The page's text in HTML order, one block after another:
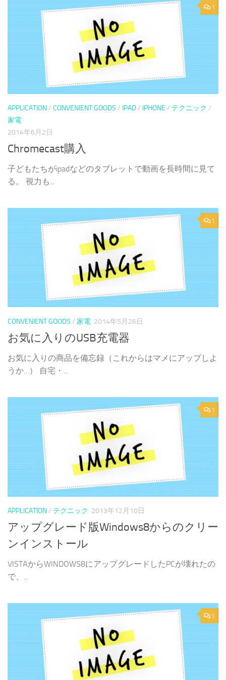
1
APPLICATION/ CONVENIENT GOODS / IPAD/ IPHONE / テクニック /
家電
2014年6月2日
Chromecast購入
子どもたちがipadなどのタブレットで動画を長時間に見て
る。 視力も...
1
CONVENIENT GOODS / 家電 2014年5月26日
お気に入りのUSB充電器
お気に入りの商品を備忘録（これからはマメにアップしよ
うか…） 自宅・...
1
APPLICATION/ テクニック 2013年12月10日
アップグレード版Windows8からのクリー
ンインストール
VISTAからWINDOWS8にアップグレードしたPCが壊れたの
で、...
1